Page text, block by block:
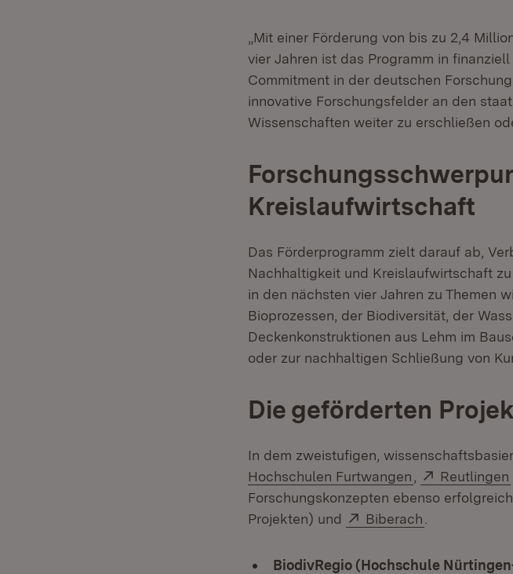
„Mit einer Förderung von bis zu 2,4
vier Jahren ist das Programm in
Commitment in der deutschen
innovative Forschungsfelder an den
Wissenschaften weiter zu erschließen
Kreislaufwirtschaft
Das Förderprogramm zielt darauf ab,
Nachhaltigkeit und Kreislaufwirtschaft
in den nächsten vier Jahren zu Themen
Bioprozessen, der Biodiversität, der
Deckenkonstruktionen aus Lehm im
oder zur nachhaltigen Schließung von
Die geförderten
In dem zweistufigen,
Hochschulen Furtwangen (Öffnet in
Extern:
Reutlingen
Forschungskonzepten ebenso
Projekten) und
Extern:
Biberach
BiodivRegio (Hochschule